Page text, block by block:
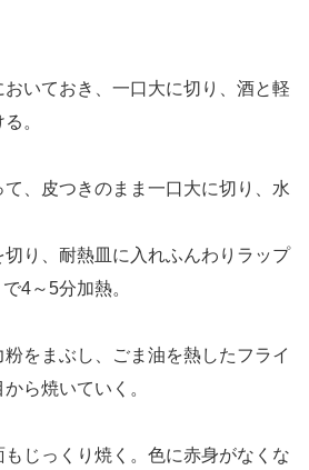
おいておき、一口大に切り、酒と軽
。
て、皮つきのまま一口大に切り、水
り、耐熱皿に入れふんわりラップ
4～5分加熱。
をまぶし、ごま油を熱したフライ
ら焼いていく。
もじっくり焼く。色に赤身がなくな